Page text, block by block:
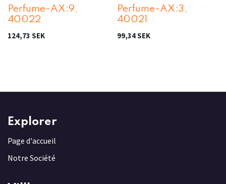
Perfume-AX:9,
40022
124,73 SEK
Perfume-AX:3,
40021
99,34SEK
Explorer
Page d'accueil
Notre Société